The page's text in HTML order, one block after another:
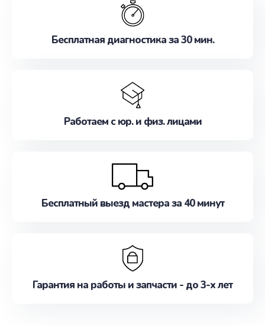
Бесплатная диагностика за 30 мин.
Работаем с юр. и физ. лицами
Бесплатный выезд мастера за 40 минут
Гарантия на работы и запчасти - до 3-х лет